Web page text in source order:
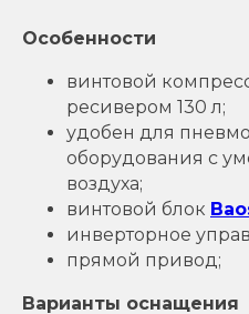
Особенности
винтовой
ресивером 130 л;
удобен для
оборудования с
воздуха;
винтовой блок
инверторное
прямой привод;
Варианты оснащения